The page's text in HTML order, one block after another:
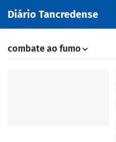
Diário Tancredense
combate ao fumo